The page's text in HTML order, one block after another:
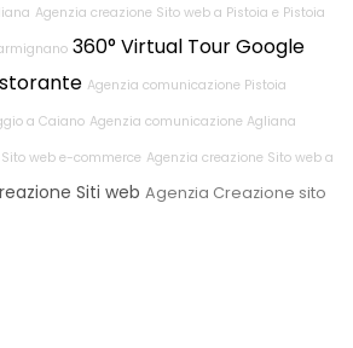
Agenzia creazione Sito web a Pistoia e Pistoia
360° Virtual Tour Google
Agenzia comunicazione Pistoia
a Caiano Agenzia comunicazione Agliana
web e-commerce Agenzia creazione Sito web a
Siti web Agenzia Creazione sito